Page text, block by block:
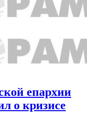
епархии
о кризисе